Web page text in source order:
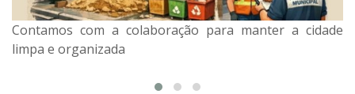
Contamos com a colaboração para manter a cidade
limpa e organizada
Convite aos Produtores Rurais da Estrada Japurá e
Estrada Xerê